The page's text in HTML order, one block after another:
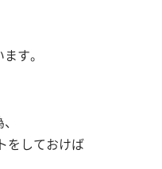
す。
をしておけば